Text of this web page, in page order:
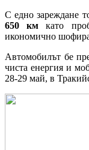
С едно зареждане
650 км като
икономично
Автомобилът бе
чиста енергия и
28-29 май, в